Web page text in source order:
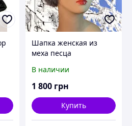
Шапка женская из
меха песца
В наличии
1 800 грн
Купить